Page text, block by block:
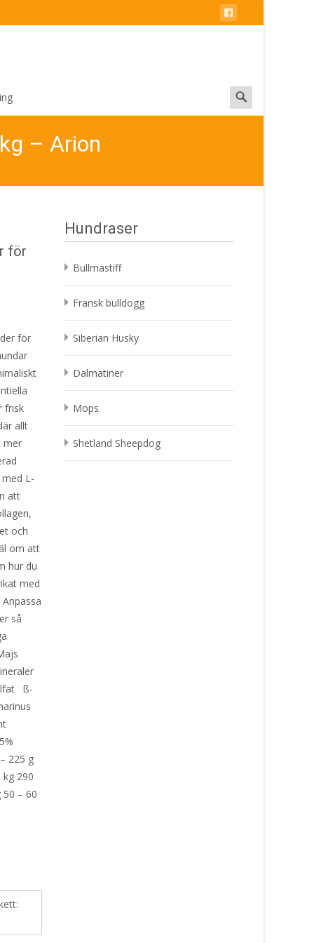
Search
for:
– Arion
för
för
frisk
allt
mer
L-
att
och
om att
hur du
med
så
ß-
225 g
kg 290
50 – 60
Hundraser
Bullmastiff
Fransk bulldogg
Siberian Husky
Dalmatiner
Mops
Shetland Sheepdog